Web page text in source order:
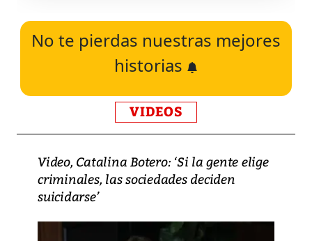
No te pierdas nuestras mejores
historias
VIDEOS
Video, Catalina Botero: ‘Si la gente elige
criminales, las sociedades deciden
suicidarse’